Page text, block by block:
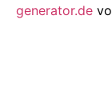
generator.de